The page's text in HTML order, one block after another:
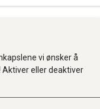
vi ønsker å
eller deaktiver